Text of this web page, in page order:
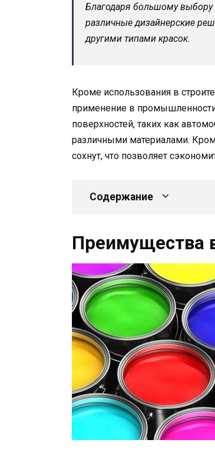
Благодаря большому выбору
различные дизайнерские
другими типами красок.
Кроме использования в
применение в
поверхностей, таких как
различными материалами.
сохнут, что позволяет
Содержание
Преимущества